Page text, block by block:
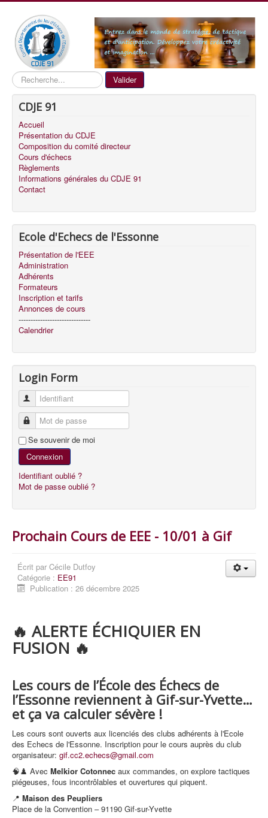
Recherche Valider
CDJE 91
Accueil
Présentation du CDJE
Composition du comité directeur
Cours d'échecs
Règlements
Informations générales du CDJE 91
Contact
Ecole d'Echecs de l'Essonne
Présentation de l'EEE
Administration
Adhérents
Formateurs
Inscription et tarifs
Annonces de cours
------------------------------
Calendrier
Login Form
Identifiant
Mot de passe
Se souvenir de moi
Connexion
Identifiant oublié ?
Mot de passe oublié ?
Prochain Cours de EEE - 10/01 à Gif
Écrit par Cécile Dutfoy
Catégorie : EE91
Publication : 26 décembre 2025
🔥 ALERTE ÉCHIQUIER EN
FUSION 🔥
Les cours de l’École des Échecs de
l’Essonne reviennent à Gif-sur-Yvette…
et ça va calculer sévère !
Les cours sont ouverts aux licenciés des clubs adhérents à l'Ecole
des Echecs de l'Essonne. Inscription pour le cours auprès du club
organisateur: gif.cc2.echecs@gmail.com
🧠♟️ Avec Melkior Cotonnec aux commandes, on explore tactiques
piégeuses, fous incontrôlables et ouvertures qui piquent.
📍 Maison des Peupliers
Place de la Convention – 91190 Gif-sur-Yvette